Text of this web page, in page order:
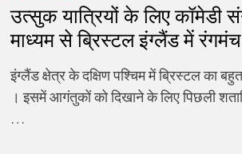
उत्सुक यात्रियों के लिए कॉमेडी
माध्यम से ब्रिस्टल इंग्लैंड में
इंग्लैंड क्षेत्र के दक्षिण पश्चिम में ब्रिस्टल का
। इसमें आगंतुकों को दिखाने के लिए पिछली
…